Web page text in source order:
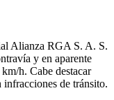
Alianza RGA S. A. S.
y en aparente
h. Cabe destacar
infracciones de tránsito.